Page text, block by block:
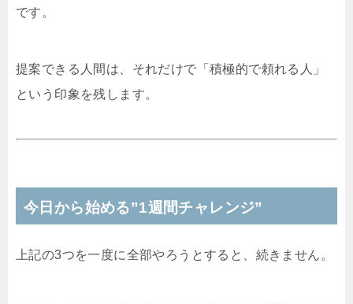
です。
提案できる人間は、それだけで「積極的で頼れる人」
という印象を残します。
今日から始める”1週間チャレンジ”
上記の3つを一度に全部やろうとすると、続きません。